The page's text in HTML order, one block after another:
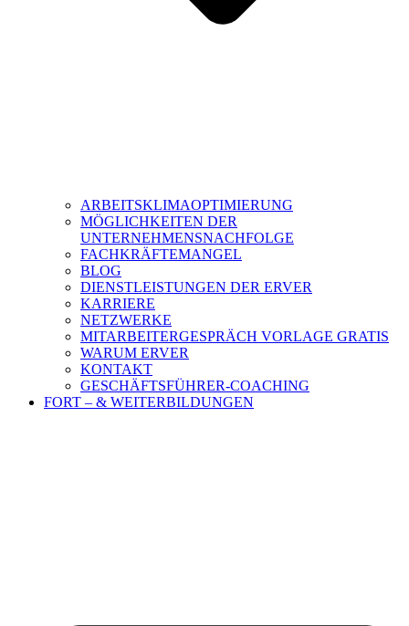
ARBEITSKLIMAOPTIMIERUNG
MÖGLICHKEITEN DER
UNTERNEHMENSNACHFOLGE
FACHKRÄFTEMANGEL
BLOG
DIENSTLEISTUNGEN DER ERVER
KARRIERE
NETZWERKE
MITARBEITERGESPRÄCH VORLAGE GRATIS
WARUM ERVER
KONTAKT
GESCHÄFTSFÜHRER-COACHING
FORT – & WEITERBILDUNGEN